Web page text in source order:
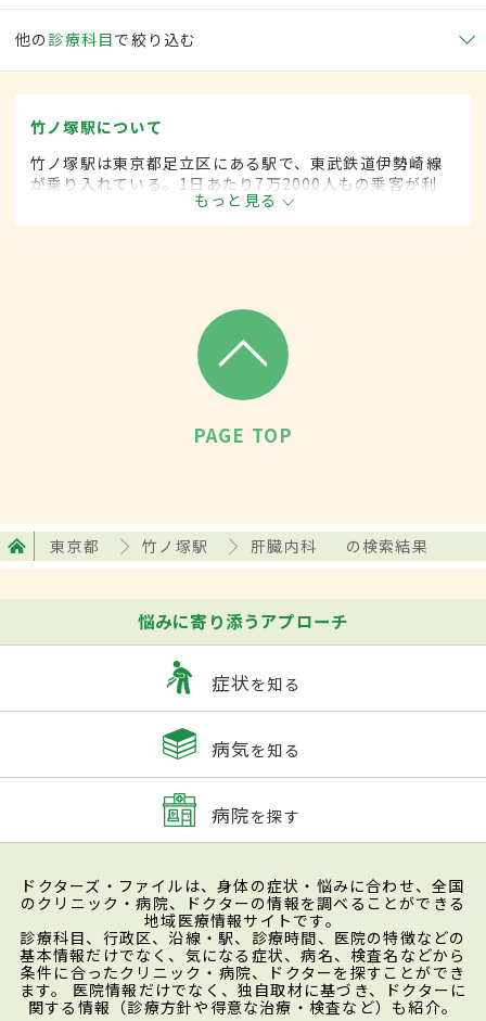
他の 診療科目で絞り込む
竹ノ塚駅について
竹ノ塚駅は東京都足立区にある駅で、東武鉄道伊勢崎線
が乗り入れている。1日あたり7万2000人もの乗客が利
用。駅の東口には商業施設があり、周辺には公営住宅が
集まっている。人口が多く、昼夜問わず人通りが多い。
もっと見る
PAGE TOP
東京都 竹ノ塚駅 肝臓内科 の検索結果
悩みに寄り添うアプローチ
症状を知る
病気を知る
病院を探す
ドクターズ・ファイルは、身体の症状・悩みに合わせ、全国
のクリニック・病院、ドクターの情報を調べることができる
地域医療情報サイトです。
診療科目、行政区、沿線・駅、診療時間、医院の特徴などの
基本情報だけでなく、気になる症状、病名、検査名などから
条件に合ったクリニック・病院、ドクターを探すことができ
ます。 医院情報だけでなく、独自取材に基づき、ドクターに
関する情報（診療方針や得意な治療・検査など）も紹介。